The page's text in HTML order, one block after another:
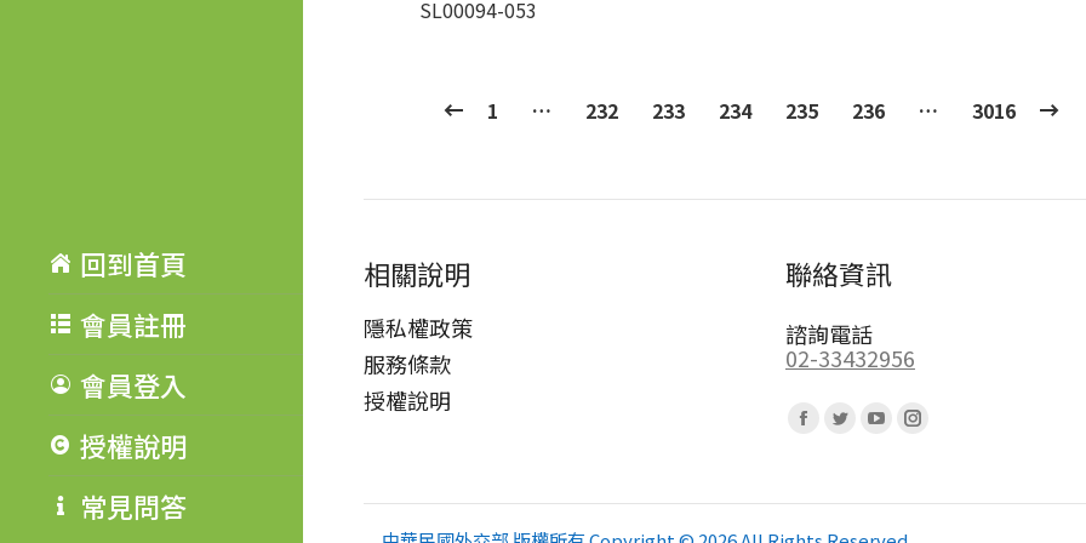
回到首頁
會員註冊
會員登入
授權說明
常見問答
SL00094-053
1 … 232 233 234 235 236 … 3016
相關說明
隱私權政策
服務條款
授權說明
聯絡資訊
諮詢電話
02-33432956
Facebook
opens
Twitter
opens
YouTube
opens
Instagram
opens